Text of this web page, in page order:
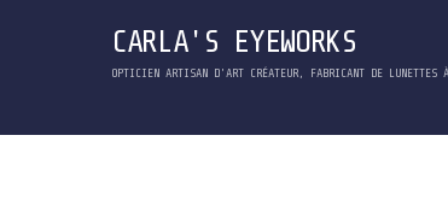
CARLA'S EYEWORKS
OPTICIEN ARTISAN D'ART CRÉATEUR, FABRICANT DE LUNETTES